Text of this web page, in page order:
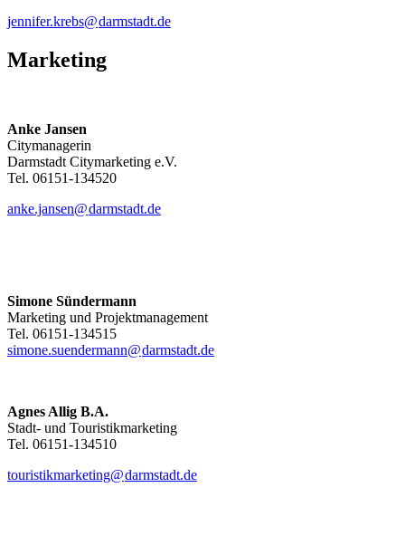
jennifer.krebs@darmstadt.de
Marketing
Anke Jansen
Citymanagerin
Darmstadt Citymarketing e.V.
Tel. 06151-134520
anke.jansen@darmstadt.de
Simone Sündermann
Marketing und Projektmanagement
Tel. 06151-134515
simone.suendermann@darmstadt.de
Agnes Allig B.A.
Stadt- und Touristikmarketing
Tel. 06151-134510
touristikmarketing@darmstadt.de